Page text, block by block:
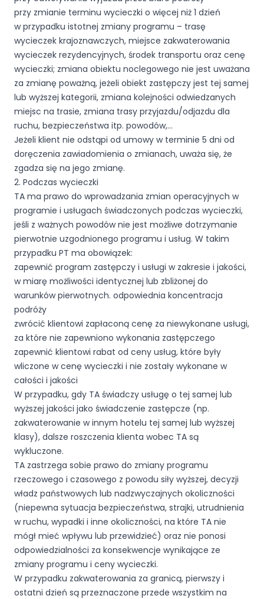
przy zmianie terminu wycieczki o więcej niż 1 dzień
w przypadku istotnej zmiany programu – trasę
wycieczek krajoznawczych, miejsce zakwaterowania
wycieczek rezydencyjnych, środek transportu oraz cenę
wycieczki; zmiana obiektu noclegowego nie jest uważana
za zmianę poważną, jeżeli obiekt zastępczy jest tej samej
lub wyższej kategorii, zmiana kolejności odwiedzanych
miejsc na trasie, zmiana trasy przyjazdu/odjazdu dla
ruchu, bezpieczeństwa itp. powodów,…
Jeżeli klient nie odstąpi od umowy w terminie 5 dni od
doręczenia zawiadomienia o zmianach, uważa się, że
zgadza się na jego zmianę.
2. Podczas wycieczki
TA ma prawo do wprowadzania zmian operacyjnych w
programie i usługach świadczonych podczas wycieczki,
jeśli z ważnych powodów nie jest możliwe dotrzymanie
pierwotnie uzgodnionego programu i usług. W takim
przypadku PT ma obowiązek:
zapewnić program zastępczy i usługi w zakresie i jakości,
w miarę możliwości identycznej lub zbliżonej do
warunków pierwotnych. odpowiednia koncentracja
podróży
zwrócić klientowi zapłaconą cenę za niewykonane usługi,
za które nie zapewniono wykonania zastępczego
zapewnić klientowi rabat od ceny usług, które były
wliczone w cenę wycieczki i nie zostały wykonane w
całości i jakości
W przypadku, gdy TA świadczy usługę o tej samej lub
wyższej jakości jako świadczenie zastępcze (np.
zakwaterowanie w innym hotelu tej samej lub wyższej
klasy), dalsze roszczenia klienta wobec TA są
wykluczone.
TA zastrzega sobie prawo do zmiany programu
rzeczowego i czasowego z powodu siły wyższej, decyzji
władz państwowych lub nadzwyczajnych okoliczności
(niepewna sytuacja bezpieczeństwa, strajki, utrudnienia
w ruchu, wypadki i inne okoliczności, na które TA nie
mógł mieć wpływu lub przewidzieć) oraz nie ponosi
odpowiedzialności za konsekwencje wynikające ze
zmiany programu i ceny wycieczki.
W przypadku zakwaterowania za granicą, pierwszy i
ostatni dzień są przeznaczone przede wszystkim na